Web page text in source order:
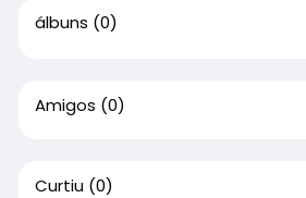
álbuns (0)
Amigos (0)
Curtiu (0)